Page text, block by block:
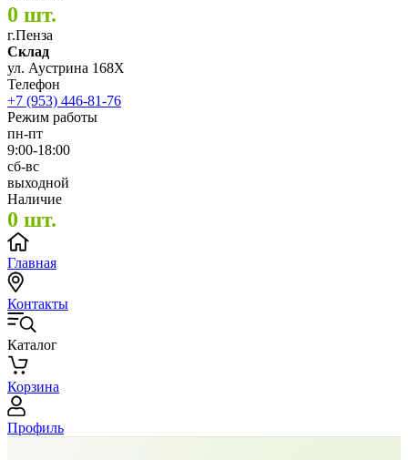
0 шт.
г.Пенза
Склад
ул. Аустрина 168Х
Телефон
+7 (953) 446-81-76
Режим работы
пн-пт
9:00-18:00
сб-вс
выходной
Наличие
0 шт.
Главная
Контакты
Каталог
Корзина
Профиль